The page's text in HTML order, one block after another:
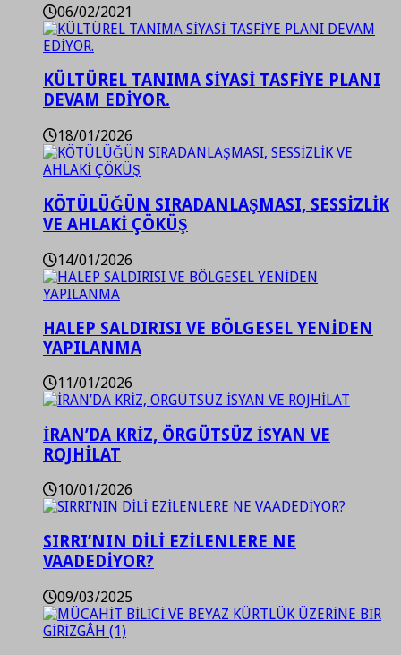
06/02/2021
KÜLTÜREL TANIMA SİYASİ TASFİYE PLANI
DEVAM EDİYOR.
18/01/2026
KÖTÜLÜĞÜN SIRADANLAŞMASI, SESSİZLİK
VE AHLAKİ ÇÖKÜŞ
14/01/2026
HALEP SALDIRISI VE BÖLGESEL YENİDEN
YAPILANMA
11/01/2026
İRAN’DA KRİZ, ÖRGÜTSÜZ İSYAN VE
ROJHİLAT
10/01/2026
SIRRI’NIN DİLİ EZİLENLERE NE
VAADEDİYOR?
09/03/2025